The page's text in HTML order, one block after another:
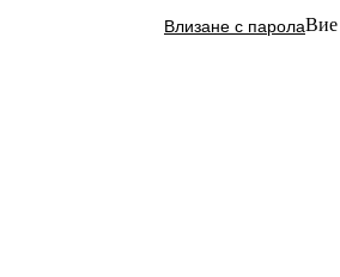
Влизане с паролаВие